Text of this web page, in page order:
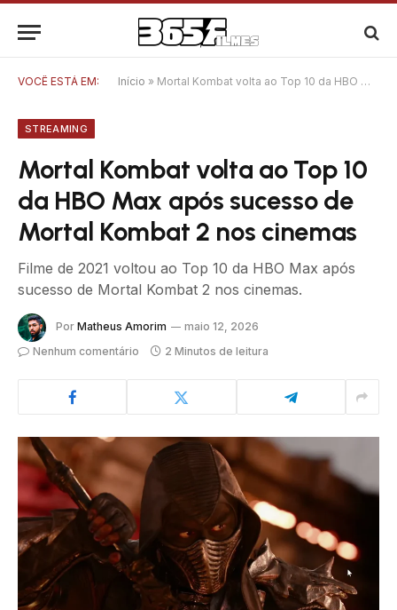
VOCÊ ESTÁ EM: Início » Mortal Kombat volta ao Top 10 da HBO Max após sucesso de Mortal Kombat 2 nos cinemas
STREAMING
Mortal Kombat volta ao Top 10
da HBO Max após sucesso de
Mortal Kombat 2 nos cinemas
Filme de 2021 voltou ao Top 10 da HBO Max após
sucesso de Mortal Kombat 2 nos cinemas.
Por Matheus Amorim
maio 12, 2026
Nenhum comentário
2 Minutos de leitura